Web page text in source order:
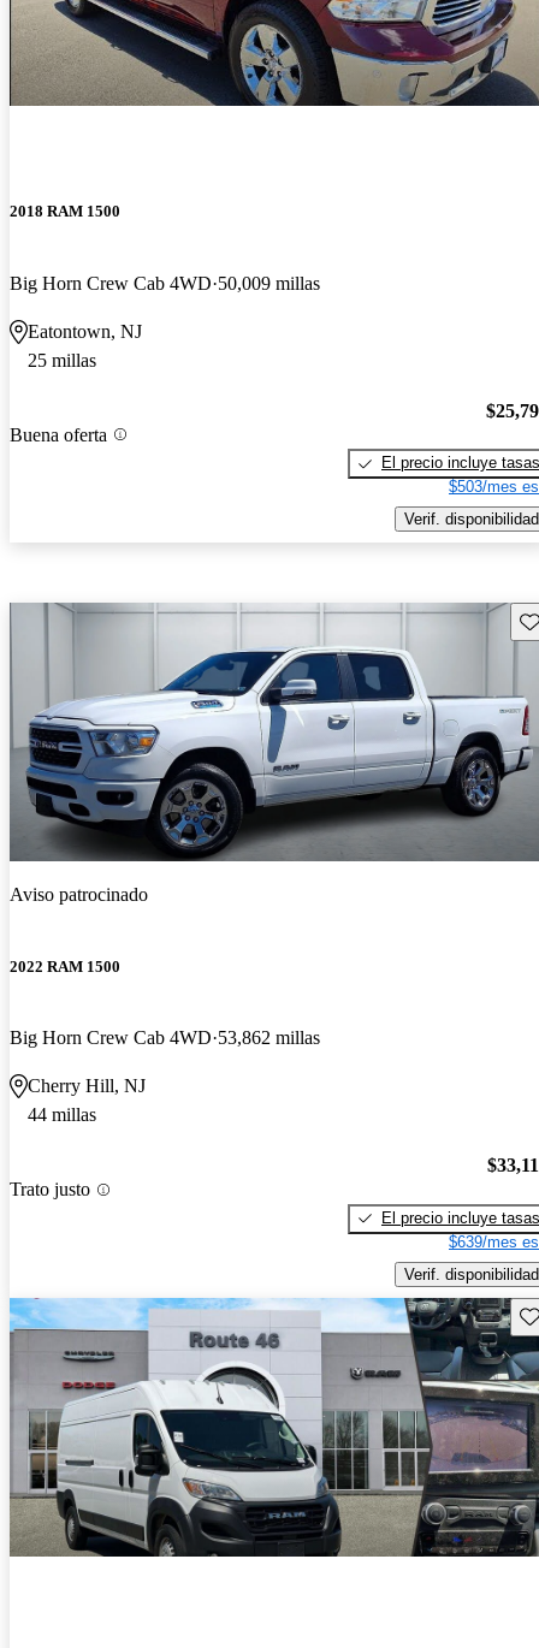
2018 RAM 1500
Big Horn Crew Cab 4WD 50,009 millas
Eatontown, NJ
25 millas
Buena oferta
El precio incluye tasas
$503/mes
Verif. disponibilidad
Aviso patrocinado
2022 RAM 1500
Big Horn Crew Cab 4WD 53,862 millas
Cherry Hill, NJ
44 millas
Trato justo
El precio incluye tasas
$639/mes
Verif. disponibilidad